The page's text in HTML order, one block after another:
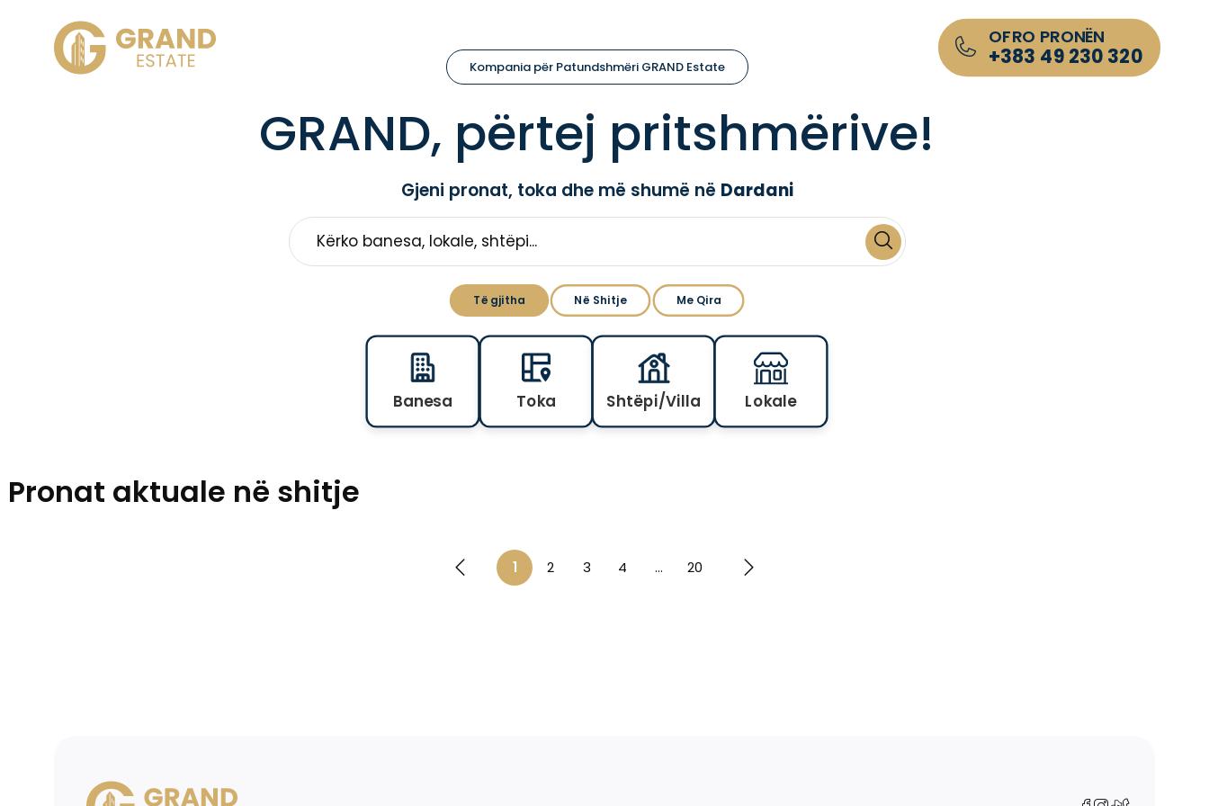
OFRO PRONËN
+383 49 230 320
Kompania për Patundshmëri GRAND Estate
GRAND, përtej pritshmërive!
Gjeni pronat, toka dhe më shumë në Dardani
Të gjitha Në Shitje Me Qira
Banesa Toka Shtëpi/Villa Lokale
Pronat aktuale në shitje
1 2 3 4 ... 20